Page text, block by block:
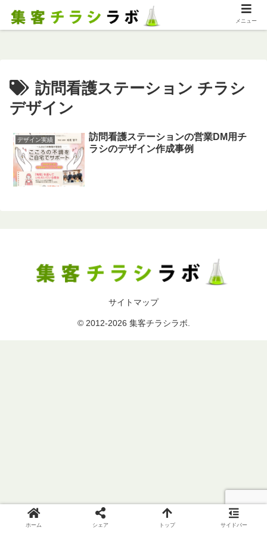
訪問看護ステーション チラシ
デザイン
デザイン実績
訪問看護ステーションの営業DM用チ
ラシのデザイン作成事例
サイトマップ
© 2012-2026 集客チラシラボ.
メニュー
ホーム シェア トップ サイドバー